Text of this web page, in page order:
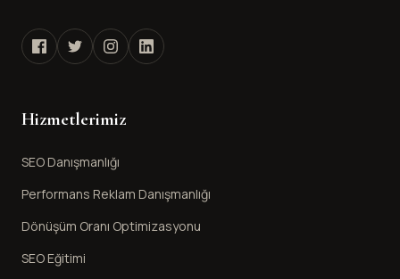
Hizmetlerimiz
SEO Danışmanlığı
Performans Reklam Danışmanlığı
Dönüşüm Oranı Optimizasyonu
SEO Eğitimi